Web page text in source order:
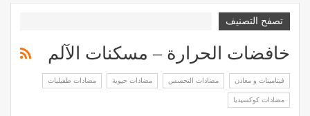
تصفح التصنيف
خافضات الحرارة – مسكنات الآلم
فيتامينات و معادن مضادات التحسس مضادات حيوية مضادات طفيليات
مضادات كوكسيديا